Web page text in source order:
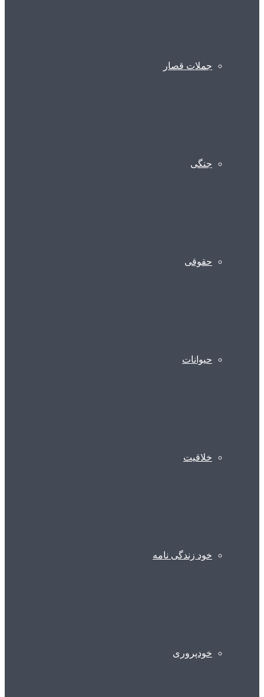
جملات قصار
جنگی
حقوقی
حیوانات
خلاقیت
خود زندگی نامه
خودپروری